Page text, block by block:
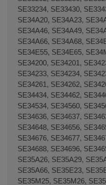
SE33234, SE33430,
SE34A20, SE34A23,
SE34A46, SE34A49,
SE34A66, SE34A68,
SE34E55, SE34E65,
SE34200, SE34201,
SE34233, SE34234,
SE34261, SE34262,
SE34434, SE34462,
SE34534, SE34560,
SE34636, SE34637,
SE34648, SE34656,
SE34676, SE34677,
SE34688, SE34696,
SE35A26, SE35A29,
SE35A66, SE35E23,
SE35M25, SE35M26,